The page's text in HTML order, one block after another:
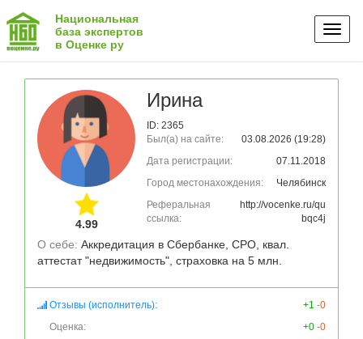
Национальная
база экспертов
в Оценке ру
4.99
Ирина
ID: 2365
Был(а) на сайте:
03.08.2026 (19:28)
Дата регистрации:
07.11.2018
Город местонахождения:
Челябинск
Реферальная
ссылка:
http://vocenke.ru/qu
bqc4j
О себе: Аккредитация в Сбербанке, СРО, квал.
аттестат "недвижимость", страховка на 5 млн.
Отзывы (исполнитель): +1 -0
Оценка:
+0 -0